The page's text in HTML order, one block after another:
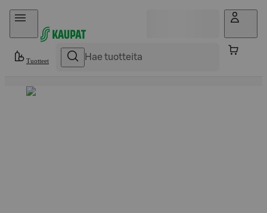
Hyppää sisältöön
Tuotteet